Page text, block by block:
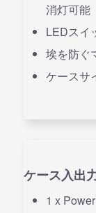
消灯可能
LEDスイ
埃を防ぐ
ケースサ
ケース入出
1 x